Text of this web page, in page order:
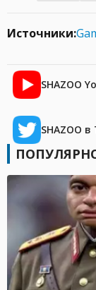
Источники:
SHAZOO
SHAZOO